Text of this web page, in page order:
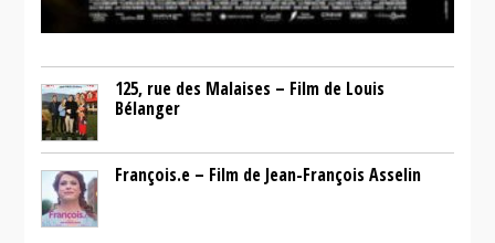
125, rue des Malaises – Film de Louis
Bélanger
François.e – Film de Jean-François Asselin